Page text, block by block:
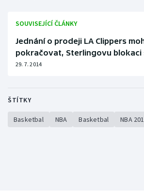
Plážový volejbal
Ragby
SOUVISEJÍCÍ ČLÁNKY
Jednání o prodeji LA Clippers
pokračovat, Sterlingovu blokaci
29. 7. 2014
ŠTÍTKY
Basketbal NBA Basketbal NBA